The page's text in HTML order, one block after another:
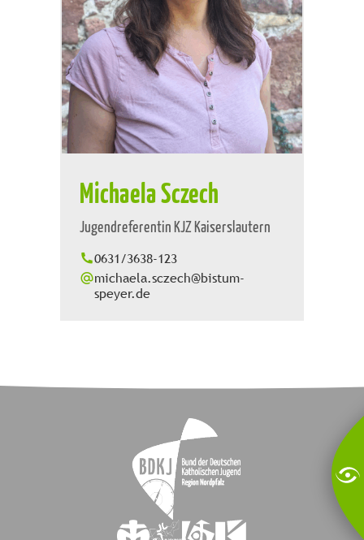
Michaela Sczech
Jugendreferentin KJZ Kaiserslautern
0631/3638-123
michaela.sczech@bistum-
speyer.de